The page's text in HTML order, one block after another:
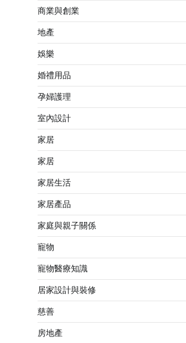
商業與創業
地產
娛樂
婚禮用品
孕婦護理
室內設計
家居
家居
家居生活
家居產品
家庭與親子關係
寵物
寵物醫療知識
居家設計與裝修
慈善
房地產